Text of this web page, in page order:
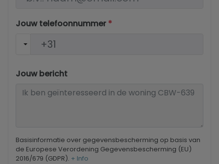
Jouw telefoonnummer *
Jouw bericht
Basisinformatie over gegevensbescherming op basis van
de Europese Verordening Gegevensbescherming (EU)
2016/679 (GDPR). + Info